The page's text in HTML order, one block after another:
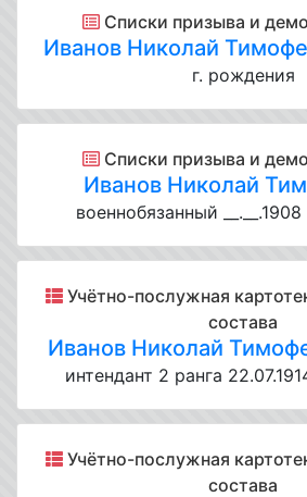
Списки призыва и
Иванов Николай
г. рождения
Списки призыва и
Иванов Николай
военнобязанный
Учётно-послужная
состава
Иванов Николай
интендант 2 ранга
Учётно-послужная
состава